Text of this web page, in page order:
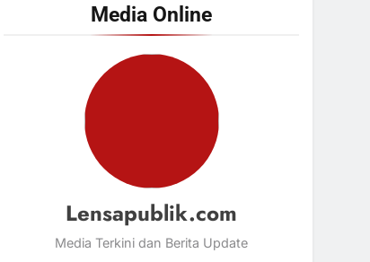
Media Online
Lensapublik.com
Media Terkini dan Berita Update